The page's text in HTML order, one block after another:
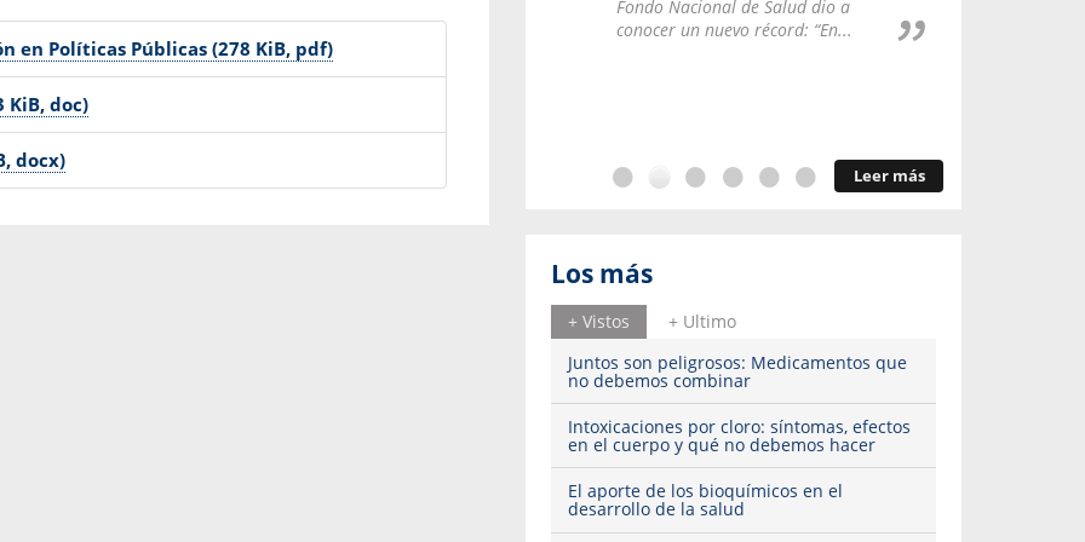
en Políticas Públicas (278 KiB, pdf)
KiB, doc)
docx)
embargo, estas son las...
Fondo Nacional de Salud dio a
conocer un nuevo récord: “En...
Leer más
Los más
+ Vistos
+ Ultimo
Juntos son peligrosos: Medicamentos que
no debemos combinar
Intoxicaciones por cloro: síntomas, efectos
en el cuerpo y qué no debemos hacer
El aporte de los bioquímicos en el
desarrollo de la salud